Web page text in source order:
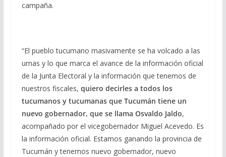
campaña.
“El pueblo tucumano masivamente se ha volcado a las
urnas y lo que marca el avance de la información oficial
de la Junta Electoral y la información que tenemos de
nuestros fiscales, quiero decirles a todos los
tucumanos y tucumanas que Tucumán tiene un
nuevo gobernador, que se llama Osvaldo Jaldo,
acompañado por el vicegobernador Miguel Acevedo. Es
la información oficial. Estamos ganando la provincia de
Tucumán y tenemos nuevo gobernador, nuevo